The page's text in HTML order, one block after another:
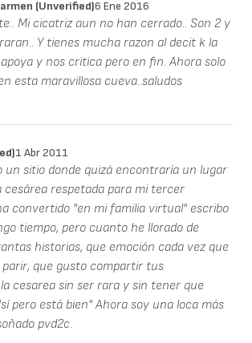
(unverified)6 Ene 2016
Mi cicatriz aun no han cerrado.. Son 2 y
Y tienes mucha razon al decit k la
y nos critica pero en fin. Ahora solo
esta maravillosa cueva..saludos
1 Abr 2011
un sitio donde quizá encontraría un lugar
cesárea respetada para mi tercer
convertido "en mi familia virtual" escribo
tiempo, pero cuanto he llorado de
historias, que emoción cada vez que
parir, que gusto compartir tus
cesarea sin ser rara y sin tener que
pero está bien" Ahora soy una loca más
pvd2c.